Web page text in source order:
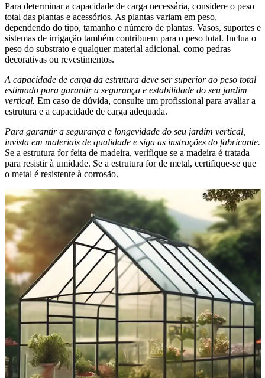
Para determinar a capacidade de carga necessária, considere o peso
total das plantas e acessórios. As plantas variam em peso,
dependendo do tipo, tamanho e número de plantas. Vasos, suportes e
sistemas de irrigação também contribuem para o peso total. Inclua o
peso do substrato e qualquer material adicional, como pedras
decorativas ou revestimentos.
A capacidade de carga da estrutura deve ser superior ao peso total
estimado para garantir a segurança e estabilidade do seu jardim
vertical. Em caso de dúvida, consulte um profissional para avaliar a
estrutura e a capacidade de carga adequada.
Para garantir a segurança e longevidade do seu jardim vertical,
invista em materiais de qualidade e siga as instruções do fabricante.
Se a estrutura for feita de madeira, verifique se a madeira é tratada
para resistir à umidade. Se a estrutura for de metal, certifique-se que
o metal é resistente à corrosão.